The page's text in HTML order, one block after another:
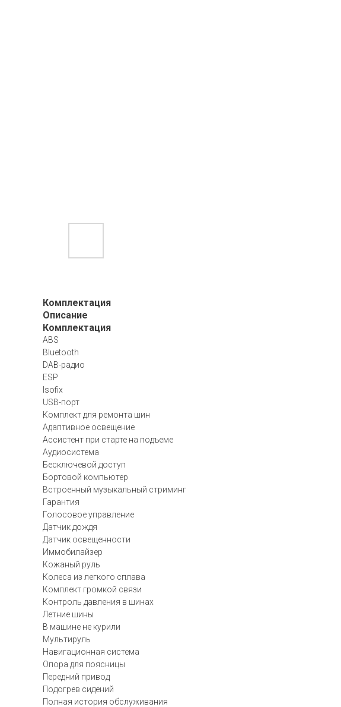
Комплектация
Описание
Комплектация
ABS
Bluetooth
DAB-радио
ESP
Isofix
USB-порт
Комплект для ремонта шин
Адаптивное освещение
Ассистент при старте на подъеме
Аудиосистема
Бесключевой доступ
Бортовой компьютер
Встроенный музыкальный стриминг
Гарантия
Голосовое управление
Датчик дождя
Датчик освещенности
Иммобилайзер
Кожаный руль
Колеса из легкого сплава
Комплект громкой связи
Контроль давления в шинах
Летние шины
В машине не курили
Мультируль
Навигационная система
Опора для поясницы
Передний привод
Подогрев сидений
Полная история обслуживания